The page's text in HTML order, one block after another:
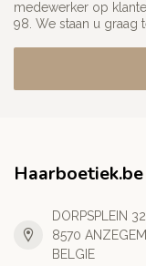
medewerker op
98. We staan u graag
Haarboetiek.be
DORPSPLEIN 32
8570 ANZEGEM
BELGIE